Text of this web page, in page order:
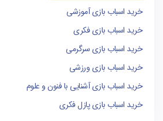
خرید اسباب بازی آموزشی
خرید اسباب بازی فکری
خرید اسباب بازی سرگرمی
خرید اسباب بازی ورزشی
خرید اسباب بازی آشنایی با فنون و علوم
خرید اسباب بازی پازل فکری